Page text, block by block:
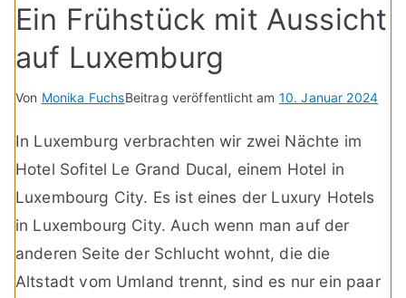
Ein Frühstück mit Aussicht
auf Luxemburg
Von Monika FuchsBeitrag veröffentlicht am 10. Januar 2024
In Luxemburg verbrachten wir zwei Nächte im
Hotel Sofitel Le Grand Ducal, einem Hotel in
Luxembourg City. Es ist eines der Luxury Hotels
in Luxembourg City. Auch wenn man auf der
anderen Seite der Schlucht wohnt, die die
Altstadt vom Umland trennt, sind es nur ein paar